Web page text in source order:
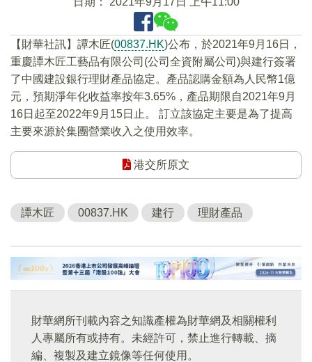
【財華社訊】譚木匠(00837.HK)公布，於2021年9月16日，
重慶譚木匠工藝品有限公司(公司全資附屬公司)與建行簽署
了中國建設銀行理財產品協定。產品認購金額為人民幣1億
元，預期淨年化收益率按年3.65%，產品期限自2021年9月
16日起至2022年9月15日止。 訂立該協定主要是為了提高
主要來源於集團營業收入之使用效率。
港交所原文
譚木匠 00837.HK 建行 理財產品
財華網所刊載內容之知識產權為財華網及相關權利
人專屬所有或持有。未經許可，禁止進行轉載、摘
編、複製及建立鏡像等任何使用。